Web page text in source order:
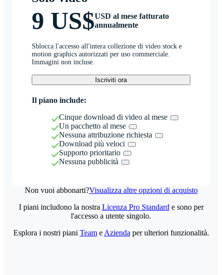
9 US$USD al mese fatturato
annualmente
Sblocca l'accesso all'intera collezione di video stock e
motion graphics autorizzati per uso commerciale.
Immagini non incluse.
Iscriviti ora
Il piano include:
Cinque download di video al mese
Un pacchetto al mese
Nessuna attribuzione richiesta
Download più veloci
Supporto prioritario
Nessuna pubblicità
Non vuoi abbonarti?Visualizza altre opzioni di acquisto
I piani includono la nostra Licenza Pro Standard e sono per
l'accesso a utente singolo.
Esplora i nostri piani Teame Azienda per ulteriori funzionalità.